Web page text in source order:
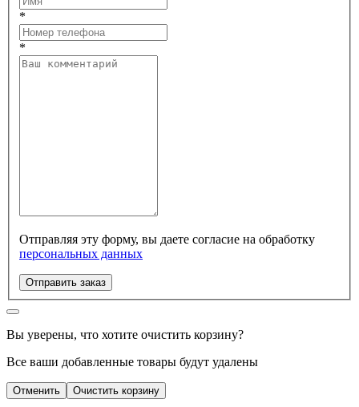
*
*
Отправляя эту форму, вы даете согласие на обработку
персональных данных
Отправить заказ
Вы уверены, что хотите очистить корзину?
Все ваши добавленные товары будут удалены
Отменить Очистить корзину